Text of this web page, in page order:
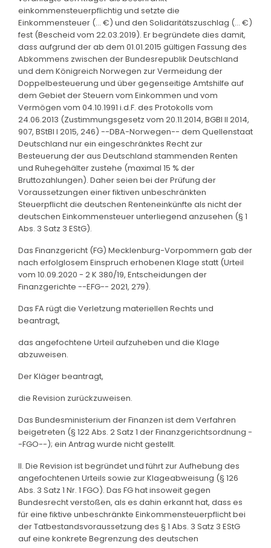
einkommensteuerpflichtig und setzte die
Einkommensteuer (... €) und den Solidaritätszuschlag (... €)
fest (Bescheid vom 22.03.2019). Er begründete dies damit,
dass aufgrund der ab dem 01.01.2015 gültigen Fassung des
Abkommens zwischen der Bundesrepublik Deutschland
und dem Königreich Norwegen zur Vermeidung der
Doppelbesteuerung und über gegenseitige Amtshilfe auf
dem Gebiet der Steuern vom Einkommen und vom
Vermögen vom 04.10.1991 i.d.F. des Protokolls vom
24.06.2013 (Zustimmungsgesetz vom 20.11.2014, BGBl II 2014,
907, BStBl I 2015, 246) --DBA-Norwegen-- dem Quellenstaat
Deutschland nur ein eingeschränktes Recht zur
Besteuerung der aus Deutschland stammenden Renten
und Ruhegehälter zustehe (maximal 15 % der
Bruttozahlungen). Daher seien bei der Prüfung der
Voraussetzungen einer fiktiven unbeschränkten
Steuerpflicht die deutschen Renteneinkünfte als nicht der
deutschen Einkommensteuer unterliegend anzusehen (§ 1
Abs. 3 Satz 3 EStG).
Das Finanzgericht (FG) Mecklenburg-Vorpommern gab der
nach erfolglosem Einspruch erhobenen Klage statt (Urteil
vom 10.09.2020 - 2 K 380/19, Entscheidungen der
Finanzgerichte --EFG-- 2021, 279).
Das FA rügt die Verletzung materiellen Rechts und
beantragt,
das angefochtene Urteil aufzuheben und die Klage
abzuweisen.
Der Kläger beantragt,
die Revision zurückzuweisen.
Das Bundesministerium der Finanzen ist dem Verfahren
beigetreten (§ 122 Abs. 2 Satz 1 der Finanzgerichtsordnung -
-FGO--); ein Antrag wurde nicht gestellt.
II. Die Revision ist begründet und führt zur Aufhebung des
angefochtenen Urteils sowie zur Klageabweisung (§ 126
Abs. 3 Satz 1 Nr. 1 FGO). Das FG hat insoweit gegen
Bundesrecht verstoßen, als es dahin erkannt hat, dass es
für eine fiktive unbeschränkte Einkommensteuerpflicht bei
der Tatbestandsvoraussetzung des § 1 Abs. 3 Satz 3 EStG
auf eine konkrete Begrenzung des deutschen